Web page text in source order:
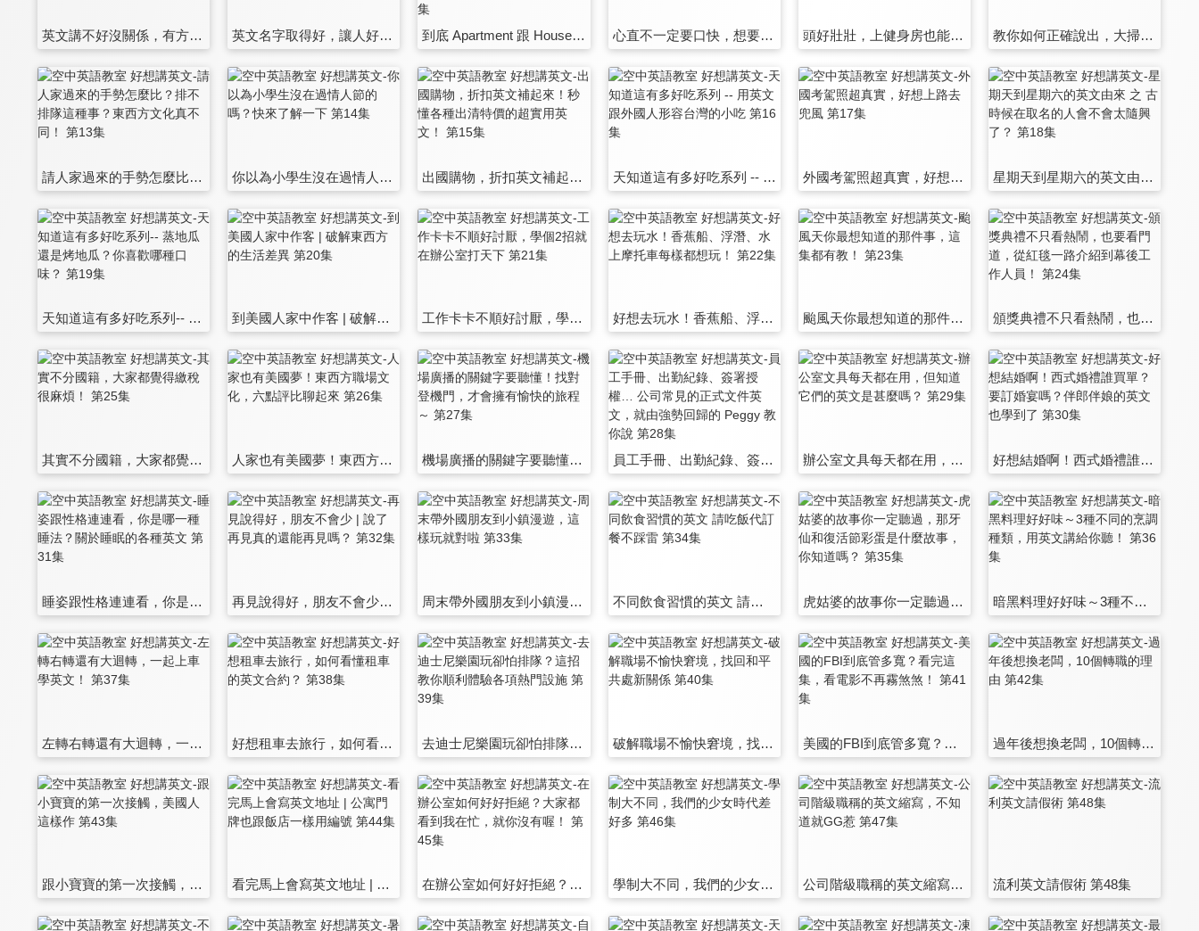
英文講不好沒關係，有方向感就行！讓我為你霸氣指路 第7集 英文名字取得好，讓人好寫好記又好念！ 第8集 到底 Apartment 跟 House 有什麼不同? 買房租屋，房子種類百百款，一集就能教會你～ 第9集 心直不一定要口快，想要維持好人緣，第一步就要學會好好說話 第10集 頭好壯壯，上健身房也能來兩句英文喔～ 第11集 教你如何正確說出，大掃除清潔的英文相關用語 第12集
請人家過來的手勢怎麼比？排不排隊這種事？東西方文化真不同！ 第13集 你以為小學生沒在過情人節的嗎？快來了解一下 第14集 出國購物，折扣英文補起來！秒懂各種出清特價的超實用英文！ 第15集 天知道這有多好吃系列 -- 用英文跟外國人形容台灣的小吃 第16集 外國考駕照超真實，好想上路去兜風 第17集 星期天到星期六的英文由來 之 古時候在取名的人會不會太隨興了？ 第18集
天知道這有多好吃系列-- 蒸地瓜還是烤地瓜？你喜歡哪種口味？ 第19集 到美國人家中作客 | 破解東西方的生活差異 第20集 工作卡卡不順好討厭，學個2招就在辦公室打天下 第21集 好想去玩水！香蕉船、浮潛、水上摩托車每樣都想玩！ 第22集 颱風天你最想知道的那件事，這集都有教！ 第23集 頒獎典禮不只看熱鬧，也要看門道，從紅毯一路介紹到幕後工作人員！ 第24集
其實不分國籍，大家都覺得繳稅很麻煩！ 第25集 人家也有美國夢！東西方職場文化，六點評比聊起來 第26集 機場廣播的關鍵字要聽懂！找對登機門，才會擁有愉快的旅程～ 第27集 員工手冊、出勤紀錄、簽署授權… 公司常見的正式文件英文，就由強勢回歸的 Peggy 教你說 第28集 辦公室文具每天都在用，但知道它們的英文是甚麼嗎？ 第29集 好想結婚啊！西式婚禮誰買單？要訂婚宴嗎？伴郎伴娘的英文也學到了 第30集
睡姿跟性格連連看，你是哪一種睡法？關於睡眠的各種英文 第31集 再見說得好，朋友不會少 | 說了再見真的還能再見嗎？ 第32集 周末帶外國朋友到小鎮漫遊，這樣玩就對啦 第33集 不同飲食習慣的英文 請吃飯代訂餐不踩雷 第34集 虎姑婆的故事你一定聽過，那牙仙和復活節彩蛋是什麼故事，你知道嗎？ 第35集 暗黑料理好好味～3種不同的烹調種類，用英文講給你聽！ 第36集
左轉右轉還有大迴轉，一起上車學英文！ 第37集 好想租車去旅行，如何看懂租車的英文合約？ 第38集 去迪士尼樂園玩卻怕排隊？這招教你順利體驗各項熱門設施 第39集 破解職場不愉快窘境，找回和平共處新關係 第40集 美國的FBI到底管多寬？看完這集，看電影不再霧煞煞！ 第41集 過年後想換老闆，10個轉職的理由 第42集
跟小寶寶的第一次接觸，美國人這樣作 第43集 看完馬上會寫英文地址 | 公寓門牌也跟飯店一樣用編號 第44集 在辦公室如何好好拒絕？大家都看到我在忙，就你沒有喔！ 第45集 學制大不同，我們的少女時代差好多 第46集 公司階級職稱的英文縮寫，不知道就GG惹 第47集 流利英文請假術 第48集